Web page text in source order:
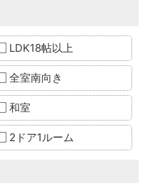
LDK18帖以上
全室南向き
和室
2ドア1ルーム